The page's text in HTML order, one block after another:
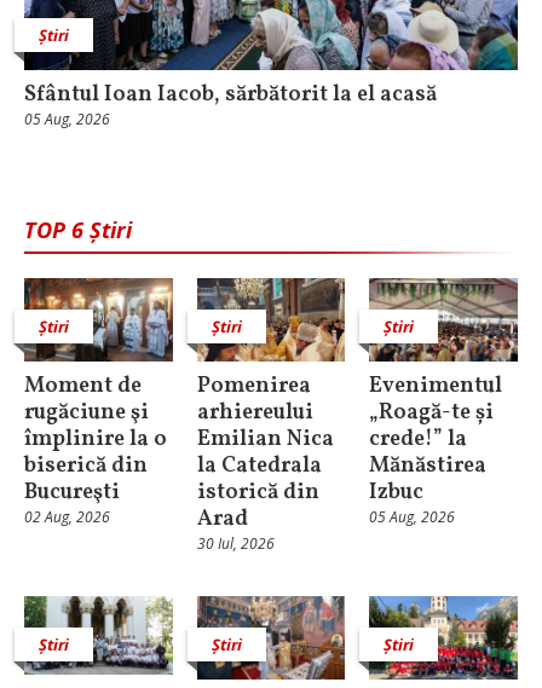
Știri
Sfântul Ioan Iacob, sărbătorit la el acasă
05 Aug, 2026
TOP 6 Știri
Știri
Moment de
rugăciune şi
împlinire la o
biserică din
Bucureşti
02 Aug, 2026
Știri
Pomenirea
arhiereului
Emilian Nica
la Catedrala
istorică din
Arad
30 Iul, 2026
Știri
Evenimentul
„Roagă-te și
crede!” la
Mănăstirea
Izbuc
05 Aug, 2026
Știri Știri Știri